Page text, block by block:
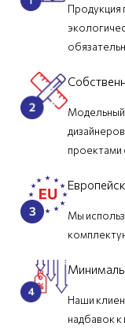
Продукция
Модельный
Мы
Наши
надбавок к